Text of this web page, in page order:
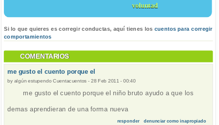
voluntad
Si lo que quieres es corregir conductas, aquí tienes los cuentos para corregir
comportamientos
COMENTARIOS
me gusto el cuento porque el
by algún estupendo Cuentacuentos - 28 Feb 2011 - 00:40
me gusto el cuento porque el niño bruto ayudo a que los
demas aprendieran de una forma nueva
responder denunciar como inapropiado